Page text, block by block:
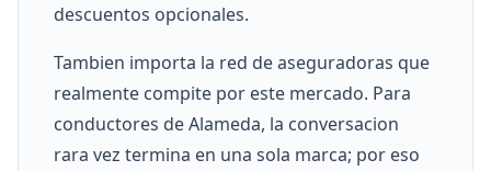
descuentos opcionales.
Tambien importa la red de aseguradoras que
realmente compite por este mercado. Para
conductores de Alameda, la conversacion
rara vez termina en una sola marca; por eso